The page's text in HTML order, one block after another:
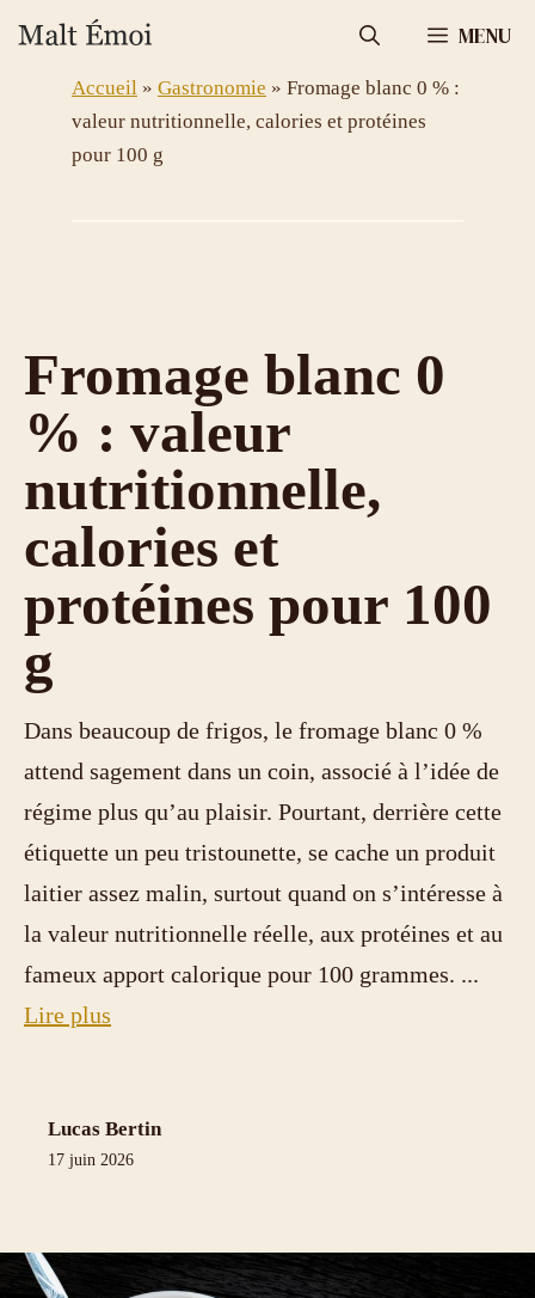
au
MENU
Accueil » Gastronomie » Fromage blanc 0 % :
valeur nutritionnelle, calories et protéines
pour 100 g
Fromage blanc 0
% : valeur
nutritionnelle,
calories et
protéines pour 100
g
Dans beaucoup de frigos, le fromage blanc 0 %
attend sagement dans un coin, associé à l’idée de
régime plus qu’au plaisir. Pourtant, derrière cette
étiquette un peu tristounette, se cache un produit
laitier assez malin, surtout quand on s’intéresse à
la valeur nutritionnelle réelle, aux protéines et au
fameux apport calorique pour 100 grammes. ...
Lire plus
Lucas Bertin
17 juin 2026